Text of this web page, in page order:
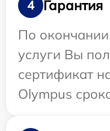
4
Гарантия
По
услуги Вы
сертификат
Olympus